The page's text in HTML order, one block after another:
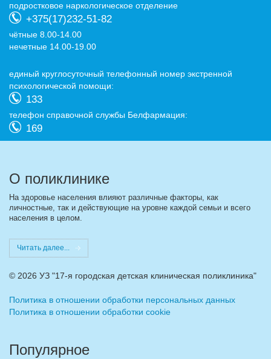
подростковое наркологическое отделение
+375(17)232-51-82
чётные 8.00-14.00
нечетные 14.00-19.00
eдиный круглосуточный телефонный номер экстренной
психологической помощи:
133
телефон справочной службы Белфармация:
169
О поликлинике
На здоровье населения влияют различные факторы, как
личностные, так и действующие на уровне каждой семьи и всего
населения в целом.
Читать далее...
© 2026 УЗ "17-я городская детская клиническая поликлиника"
Политика в отношении обработки персональных данных
Политика в отношении обработки cookie
Популярное